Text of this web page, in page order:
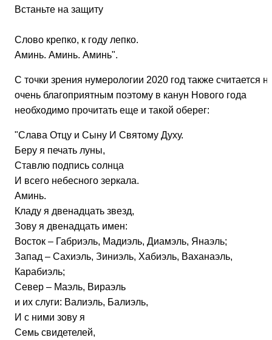
Встаньте на защиту
Слово крепко, к году лепко.
Аминь. Аминь. Аминь".
С точки зрения нумерологии 2020 год также считается
очень благоприятным поэтому в канун Нового года
необходимо прочитать еще и такой оберег:
"Слава Отцу и Сыну И Святому Духу.
Беру я печать луны,
Ставлю подпись солнца
И всего небесного зеркала.
Аминь.
Кладу я двенадцать звезд,
Зову я двенадцать имен:
Восток – Габриэль, Мадиэль, Диамэль, Янаэль;
Запад – Сахиэль, Зиниэль, Хабиэль, Ваханаэль,
Карабиэль;
Север – Маэль, Вираэль
и их слуги: Валиэль, Балиэль,
И с ними зову я
Семь свидетелей,